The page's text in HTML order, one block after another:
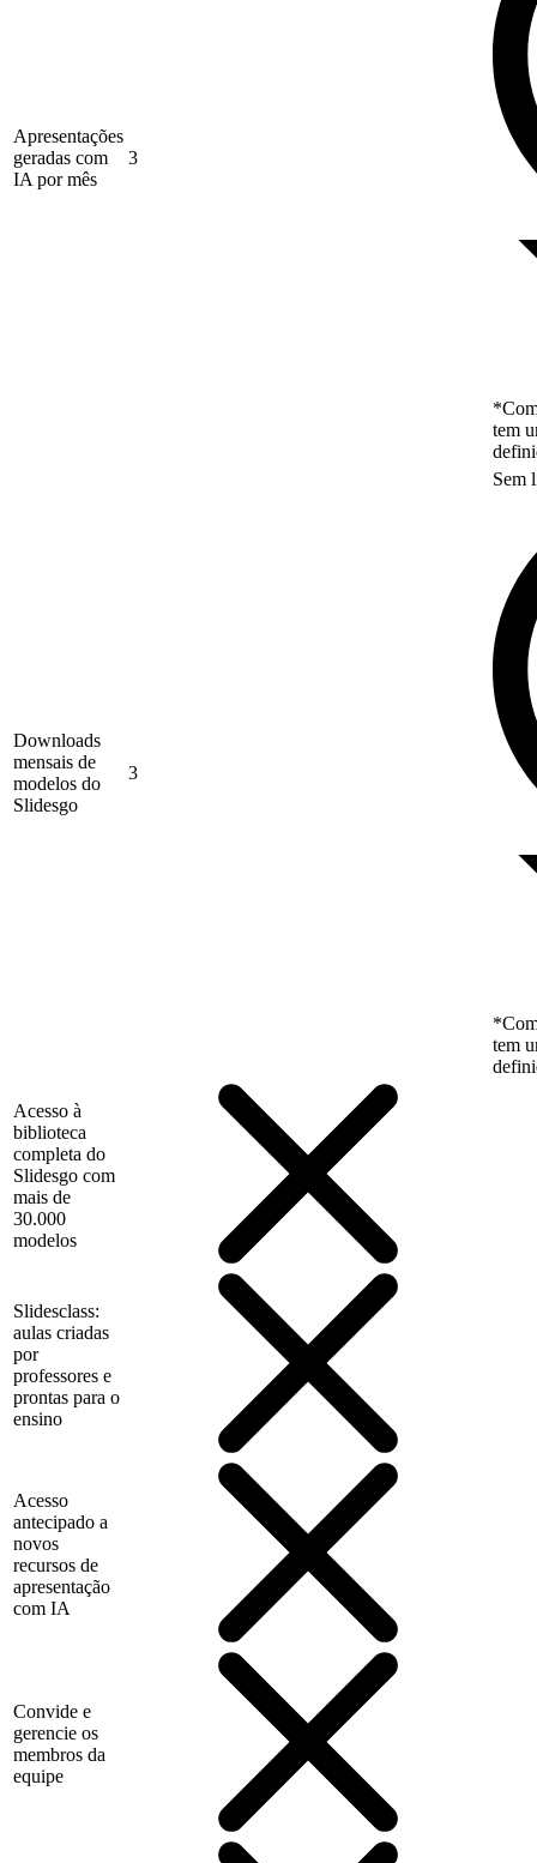
Apresentações
geradas com
IA por mês
3
tem
Downloads
mensais de
modelos do
Slidesgo
3
Sem
tem
Acesso à
biblioteca
completa do
Slidesgo com
mais de
30.000
modelos
Slidesclass:
aulas criadas
por
professores e
prontas para o
ensino
Acesso
antecipado a
novos
recursos de
apresentação
com IA
Convide e
gerencie os
membros da
equipe